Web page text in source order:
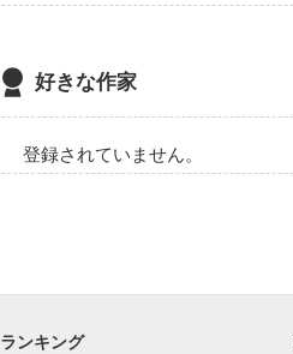
   新谷　類
   日谷  陸斗
   樋山  敬
好きな作家
登録されていません。
ランキング